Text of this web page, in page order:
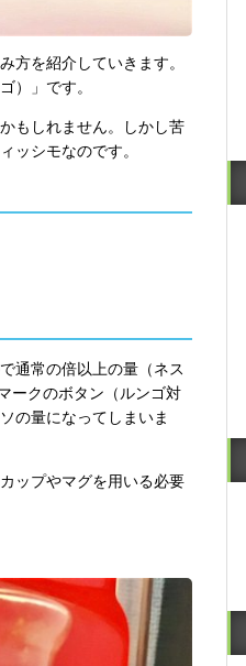
方を紹介していきます。
）」です。
もしれません。しかし苦
ッシモなのです。
通常の倍以上の量（ネス
ークのボタン（ルンゴ対
の量になってしまいま
ップやマグを用いる必要